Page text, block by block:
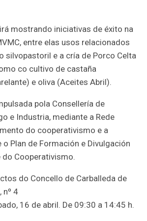
mostrando iniciativas de éxito na
entre elas usos relacionados
silvopastoril e a cría de Porco Celta
co cultivo de castaña
e oliva (Aceites Abril).
pola Consellería de
e Industria, mediante a Rede
do cooperativismo e a
Plan de Formación e Divulgación
Cooperativismo.
do Concello de Carballeda de
nº 4
16 de abril. De 09:30 a 14:45 h.